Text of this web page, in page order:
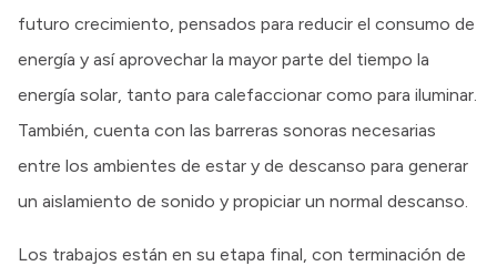
futuro crecimiento, pensados para reducir el consumo de
energía y así aprovechar la mayor parte del tiempo la
energía solar, tanto para calefaccionar como para iluminar.
También, cuenta con las barreras sonoras necesarias
entre los ambientes de estar y de descanso para generar
un aislamiento de sonido y propiciar un normal descanso.
Los trabajos están en su etapa final, con terminación de